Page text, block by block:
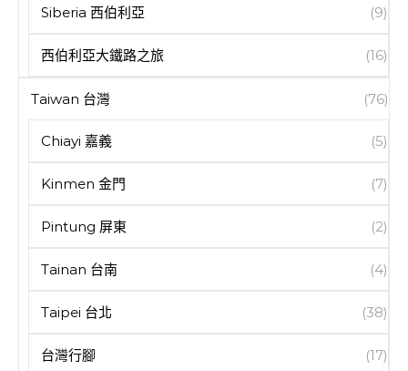
Siberia 西伯利亞 (9)
西伯利亞大鐵路之旅 (16)
Taiwan 台灣 (76)
Chiayi 嘉義 (5)
Kinmen 金門 (7)
Pintung 屏東 (2)
Tainan 台南 (4)
Taipei 台北 (38)
台灣行腳 (17)